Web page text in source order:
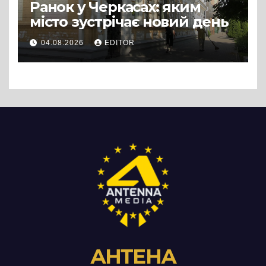
Ранок у Черкасах: яким
місто зустрічає новий день
04.08.2026 EDITOR
АНТЕНА